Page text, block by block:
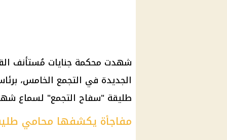
شهدت محكمة جنايات مُستأنف
الجديدة في التجمع الخامس،
طليقة "سفاح التجمع" لسماع
مفاجأة يكشفها محامي